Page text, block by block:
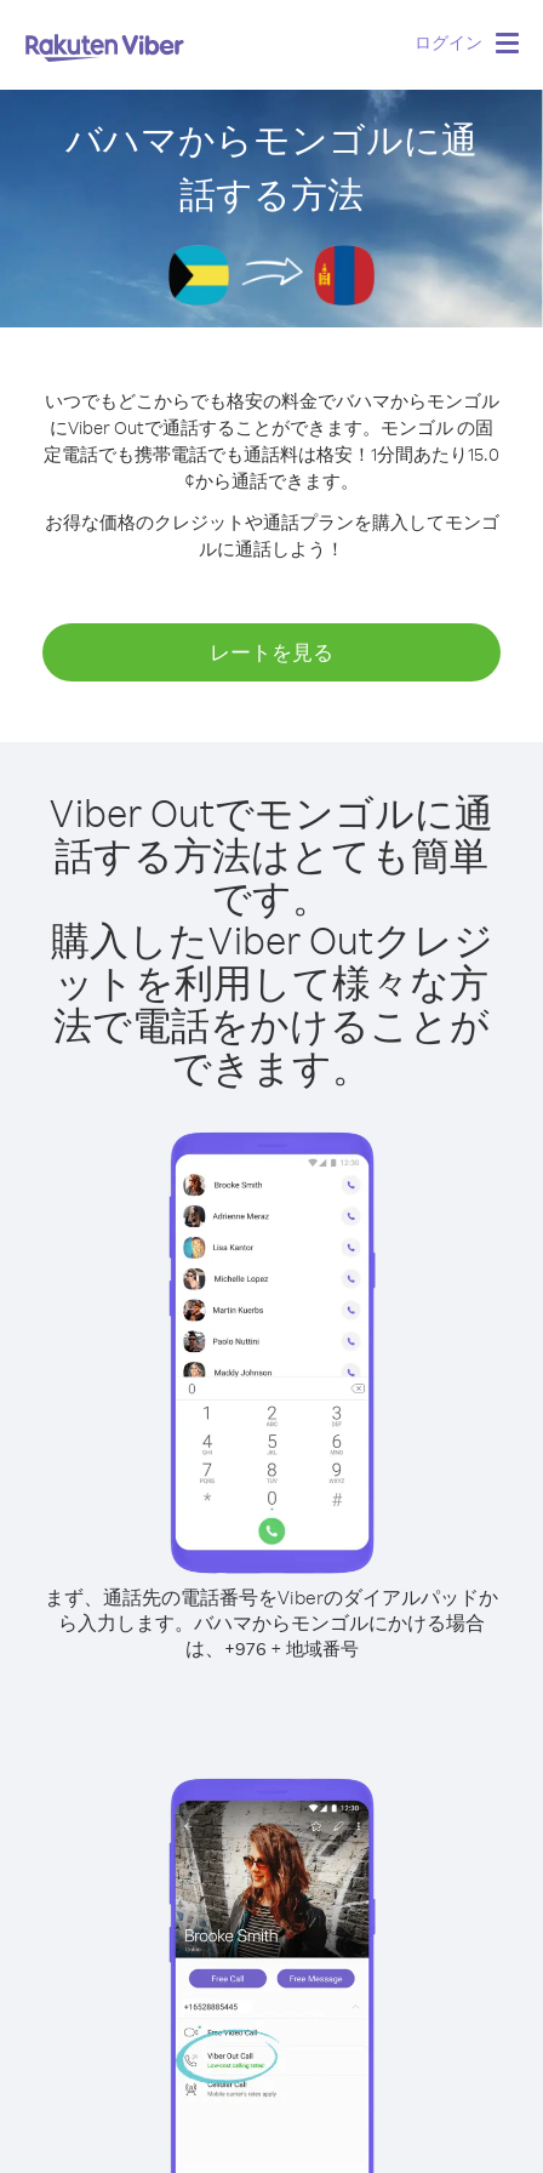
ログイン
バハマからモンゴルに通
話する方法
いつでもどこからでも格安の料金でバハマからモンゴル
にViber Outで通話することができます。 モンゴル の固
定電話でも携帯電話でも通話料は格安！1分間あたり15.0
¢から通話できます。
お得な価格のクレジットや通話プランを購入してモンゴ
ルに通話しよう！
レートを見る
Viber Outでモンゴルに通
話する方法はとても簡単
です。
購入したViber Outクレジ
ットを利用して様々な方
法で電話をかけることが
できます。
まず、通話先の電話番号をViberのダイアルパッドか
ら入力します。 バハマからモンゴルにかける場合
は、
+976 + 地域番号